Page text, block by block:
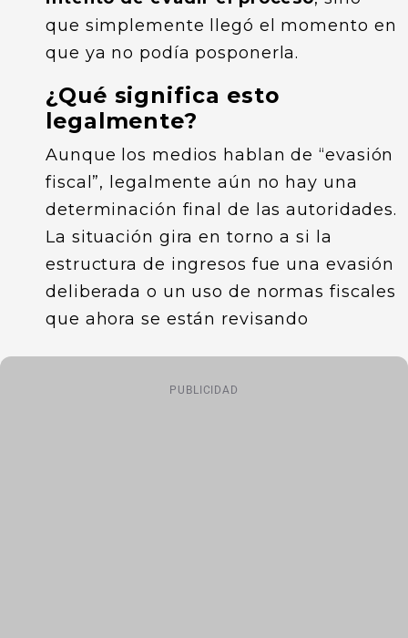
que simplemente llegó el momento en
que ya no podía posponerla.
¿Qué significa esto
legalmente?
Aunque los medios hablan de “evasión
fiscal”, legalmente aún no hay una
determinación final de las autoridades.
La situación gira en torno a si la
estructura de ingresos fue una evasión
deliberada o un uso de normas fiscales
que ahora se están revisando
PUBLICIDAD